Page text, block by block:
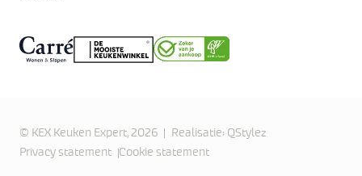
© KEX Keuken Expert, 2026 Realisatie: QStylez
Privacy statement
Cookie statement